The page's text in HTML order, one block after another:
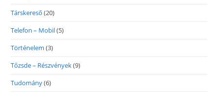
Társkereső (20)
Telefon – Mobil(5)
Történelem (3)
Tőzsde – Részvények(9)
Tudomány(6)